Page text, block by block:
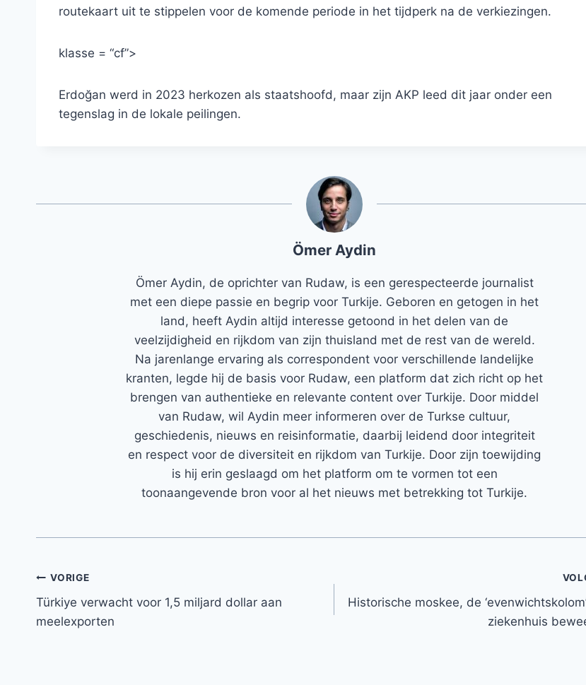
routekaart uit te stippelen voor de komende periode in het tijdperk na de verkiezingen.
klasse = “cf”>
Erdoğan werd in 2023 herkozen als staatshoofd, maar zijn AKP leed dit jaar onder een
tegenslag in de lokale peilingen.
Ömer Aydin
Ömer Aydin, de oprichter van Rudaw, is een gerespecteerde journalist
met een diepe passie en begrip voor Turkije. Geboren en getogen in het
land, heeft Aydin altijd interesse getoond in het delen van de
veelzijdigheid en rijkdom van zijn thuisland met de rest van de wereld.
Na jarenlange ervaring als correspondent voor verschillende landelijke
kranten, legde hij de basis voor Rudaw, een platform dat zich richt op het
brengen van authentieke en relevante content over Turkije. Door middel
van Rudaw, wil Aydin meer informeren over de Turkse cultuur,
geschiedenis, nieuws en reisinformatie, daarbij leidend door integriteit
en respect voor de diversiteit en rijkdom van Turkije. Door zijn toewijding
is hij erin geslaagd om het platform om te vormen tot een
toonaangevende bron voor al het nieuws met betrekking tot Turkije.
Bericht
navigatie
VORIGE
Türkiye verwacht voor 1,5 miljard dollar aan
meelexporten
Historische moskee, de
ziekenhuis